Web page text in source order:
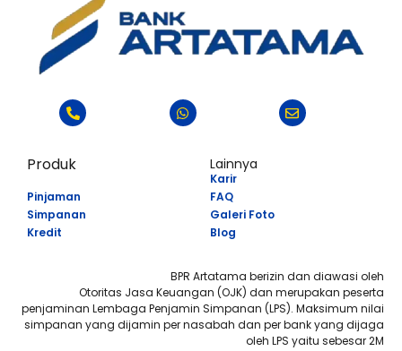
Produk
Pinjaman
Simpanan
Kredit
Lainnya
Karir
FAQ
Galeri Foto
Blog
BPR Artatama berizin dan diawasi oleh
Otoritas Jasa Keuangan (OJK) dan merupakan peserta
penjaminan Lembaga Penjamin Simpanan (LPS). Maksimum nilai
simpanan yang dijamin per nasabah dan per bank yang dijaga
oleh LPS yaitu sebesar 2M